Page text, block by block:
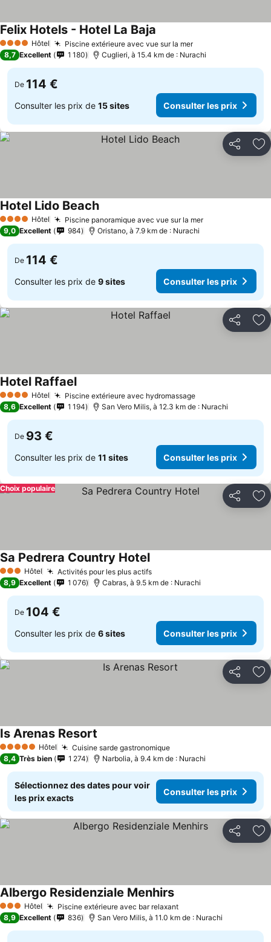
4 Étoiles Hôtel Piscine extérieure avec vue sur la mer
Felix Hotels - Hotel La Baja
8,7 Excellent 1 180 Cuglieri, à 15.4 km de : Nurachi
De 114 €
Consulter les prix de 15 sites Consulter les prix
Partager
4 Étoiles Hôtel Piscine panoramique avec vue sur la mer
Hotel Lido Beach
9,0 Excellent 984 Oristano, à 7.9 km de : Nurachi
De 114 €
Consulter les prix de 9 sites Consulter les prix
Partager
4 Étoiles Hôtel Piscine extérieure avec hydromassage
Hotel Raffael
8,6 Excellent 1 194 San Vero Milis, à 12.3 km de : Nurachi
De 93 €
Consulter les prix de 11 sites Consulter les prix
Partager
Choix populaire
3 ÉtoilesHôtel Activités pour les plus actifs
Sa Pedrera Country Hotel
8,9 Excellent 1 076 Cabras, à 9.5 km de : Nurachi
De 104 €
Consulter les prix de 6 sites Consulter les prix
Partager
5 Étoiles Hôtel Cuisine sarde gastronomique
Is Arenas Resort
8,4 Très bien 1 274 Narbolia, à 9.4 km de : Nurachi
Sélectionnez des dates pour voir
les prix exacts
Consulter les prix
Partager
3 ÉtoilesHôtel Piscine extérieure avec bar relaxant
Albergo Residenziale Menhirs
8,9 Excellent 836 San Vero Milis, à 11.0 km de : Nurachi